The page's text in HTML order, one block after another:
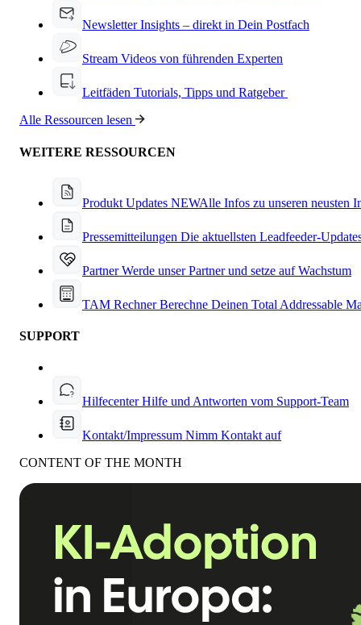
NewsletterInsights – direkt in Dein Postfach
Stream Videos von führenden Experten
Leitfäden Tutorials, Tipps und Ratgeber
Alle Ressourcen lesen
WEITERE RESSOURCEN
Produkt Updates NEWAlle Infos zu unseren neusten
Pressemitteilungen Die aktuellsten Leadfeeder-
PartnerWerde unser Partner und setze auf Wachstum
TAM RechnerBerechne Deinen Total Addressable
SUPPORT
HilfecenterHilfe und Antworten vom Support-Team
Kontakt/Impressum Nimm Kontakt auf
CONTENT OF THE MONTH